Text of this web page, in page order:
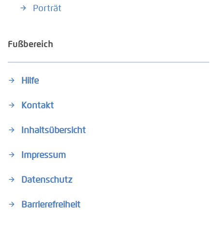
Porträt
Fußbereich
Hilfe
Kontakt
Inhaltsübersicht
Impressum
Datenschutz
Barrierefreiheit